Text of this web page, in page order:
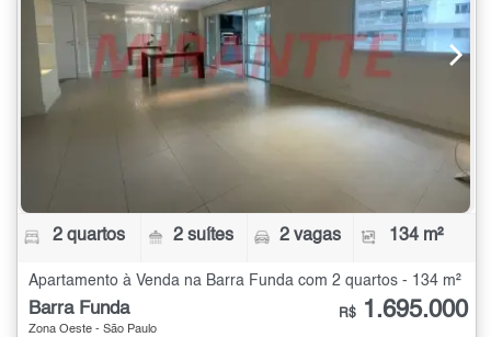
2 quartos 2 suítes 2 vagas 134 m²
Apartamento à Venda na Barra Funda com 2 quartos - 134 m²
Barra Funda
Zona Oeste - São Paulo
R$ 1.695.000